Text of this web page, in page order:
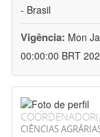
- Brasil
Vigência: Mon
00:00:00 BRT
CIÊNCIAS